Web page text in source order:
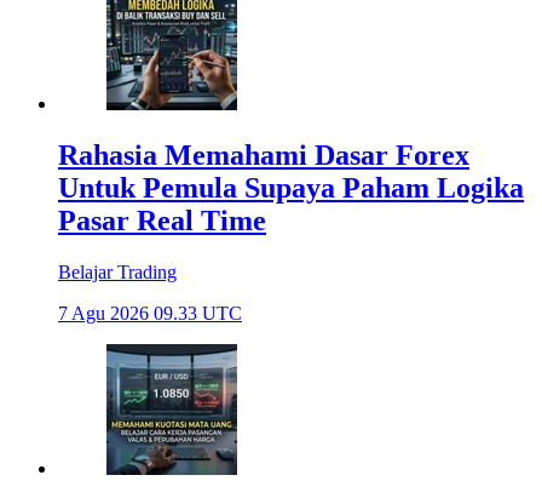
Rahasia Memahami Dasar Forex
Untuk Pemula Supaya Paham Logika
Pasar Real Time
Belajar Trading
7 Agu 2026 09.33 UTC